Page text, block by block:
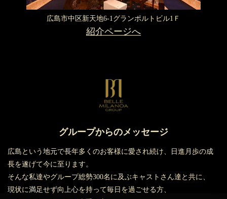
広島市中区新天地6-1グランポルトビル1Ｆ
紹介ページへ
グループからのメッセージ
広島という地元で長年多くのお客様に愛され続け、日進月歩の成
長を遂げて今に至ります。
そんな私達やグループ総勢300名に及ぶキャストさん達と共に、
現状に満足せず向上心を持って毎日を過ごせる方、